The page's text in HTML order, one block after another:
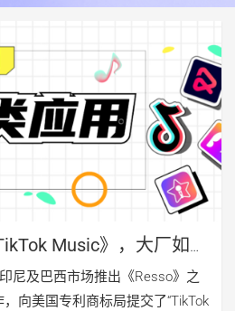
Music》，大厂如何
？
尼及巴西市场推出《Resso》之
向美国专利商标局提交了“TikTok